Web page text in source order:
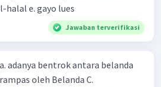
a. tua palopo b. mantingan c. suriansyah d. al-halal e. gayo lues
Jawaban terverifikasi
adanya bentrok antara belanda
oleh Belanda C.